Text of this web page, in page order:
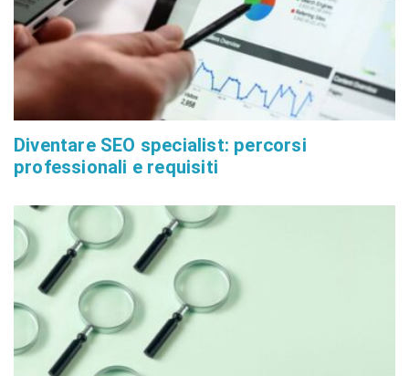
Diventare SEO specialist: percorsi
professionali e requisiti